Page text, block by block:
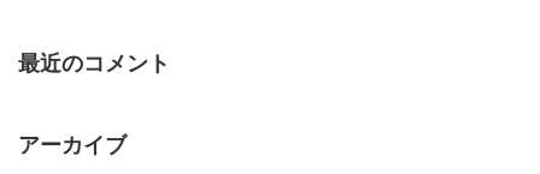
最近のコメント
アーカイブ